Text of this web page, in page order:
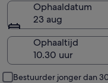
Ophaaldatum
23 aug
Ophaaltijd
Bestuurder jonger dan